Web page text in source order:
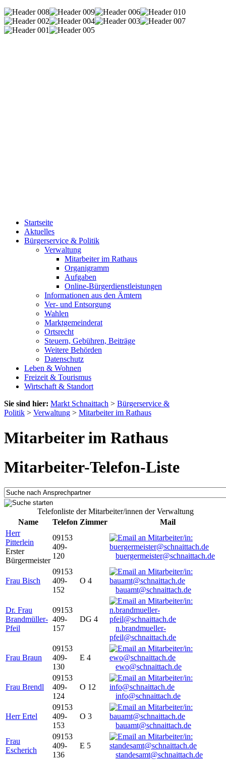
Startseite
Aktuelles
Bürgerservice & Politik
Verwaltung
Mitarbeiter im Rathaus
Organigramm
Aufgaben
Online-Bürgerdienstleistungen
Informationen aus den Ämtern
Ver- und Entsorgung
Wahlen
Marktgemeinderat
Ortsrecht
Steuern, Gebühren, Beiträge
Weitere Behörden
Datenschutz
Leben & Wohnen
Freizeit & Tourismus
Wirtschaft & Standort
Sie sind hier: Markt Schnaittach > Bürgerservice &
Politik > Verwaltung > Mitarbeiter im Rathaus
Mitarbeiter im Rathaus
Mitarbeiter-Telefon-Liste
Telefonliste der Mitarbeiter/innen der Verwaltung
Name
Telefon Zimmer
Mail
Herr
Pitterlein
Erster
Bürgermeister
09153
409-
120
buergermeister@schnaittach.de
Frau Bisch
09153
409-
152
O 4
bauamt@schnaittach.de
Dr. Frau
Brandmüller-
Pfeil
09153
409-
157
DG 4
n.brandmueller-
pfeil@schnaittach.de
Frau Braun
09153
409-
130
E 4
ewo@schnaittach.de
Frau Brendl
09153
409-
124
O 12
info@schnaittach.de
Herr Ertel
09153
409-
153
O 3
bauamt@schnaittach.de
Frau
Escherich
09153
409-
136
E 5
standesamt@schnaittach.de